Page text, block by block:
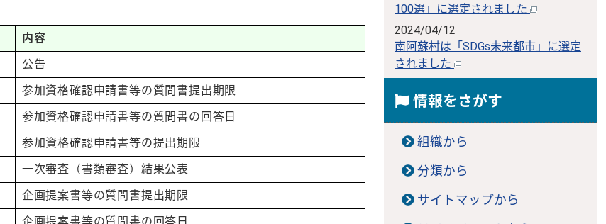
内容
公告
参加資格確認申請書等の質問書提出期限
参加資格確認申請書等の質問書の回答日
参加資格確認申請書等の提出期限
一次審査（書類審査）結果公表
企画提案書等の質問書提出期限
100選」に選定されました
2024/04/12
南阿蘇村は「SDGs未来都市」に選定
されました
情報をさがす
組織から
分類から
サイトマップから